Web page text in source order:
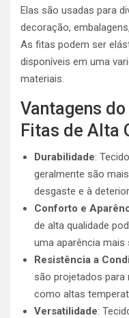
Elas são usadas para
decoração,
As fitas podem ser
disponíveis em uma
materiais.
Vantagens
Fitas de Alta
Durabilidade:
geralmente são
desgaste e à
Conforto e
de alta qualidade
uma aparência mais
Resistência a
são projetados
como altas
Versatilidade: